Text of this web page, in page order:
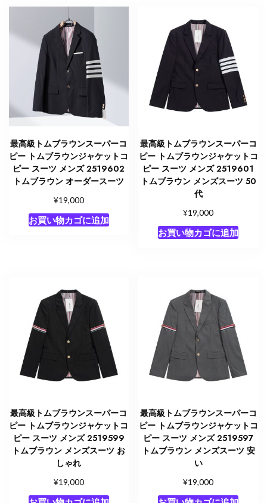
最高級トムブラウンスーパーコ
ピー トムブラウンジャケットコ
ピー スーツ メンズ 2519602
トムブラウン オーダースーツ
¥19,000
お買い物カゴに追加
最高級トムブラウンスーパーコ
ピー トムブラウンジャケットコ
ピー スーツ メンズ 2519601
トムブラウン メンズスーツ 50
代
¥19,000
お買い物カゴに追加
最高級トムブラウンスーパーコ
ピー トムブラウンジャケットコ
ピー スーツ メンズ 2519599
トムブラウン メンズスーツ お
しゃれ
¥19,000
最高級トムブラウンスーパーコ
ピー トムブラウンジャケットコ
ピー スーツ メンズ 2519597
トムブラウン メンズスーツ 安
い
¥19,000